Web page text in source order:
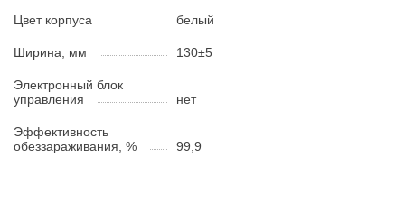
Цвет корпуса белый
Ширина, мм 130±5
Электронный блок
управления
нет
Эффективность
обеззараживания, %
99,9